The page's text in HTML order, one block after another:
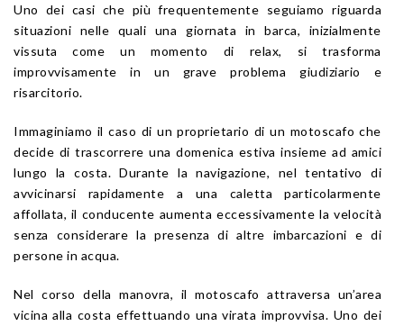
Uno dei casi che più frequentemente seguiamo riguarda
situazioni nelle quali una giornata in barca, inizialmente
vissuta come un momento di relax, si trasforma
improvvisamente in un grave problema giudiziario e
risarcitorio.
Immaginiamo il caso di un proprietario di un motoscafo che
decide di trascorrere una domenica estiva insieme ad amici
lungo la costa. Durante la navigazione, nel tentativo di
avvicinarsi rapidamente a una caletta particolarmente
affollata, il conducente aumenta eccessivamente la velocità
senza considerare la presenza di altre imbarcazioni e di
persone in acqua.
Nel corso della manovra, il motoscafo attraversa un’area
vicina alla costa effettuando una virata improvvisa. Uno dei